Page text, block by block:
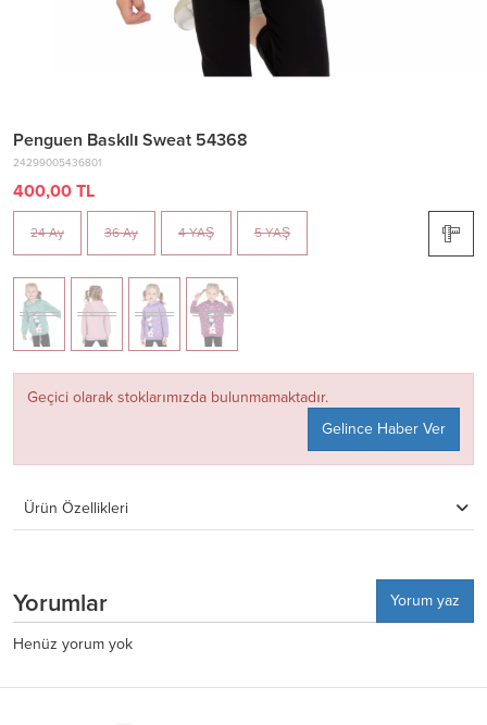
Penguen Baskılı Sweat 54368
24299005436801
400,00 TL
24 Ay 36 Ay 4 YAŞ 5 YAŞ
Geçici olarak stoklarımızda bulunmamaktadır.
Gelince Haber Ver
Ürün Özellikleri
Yorumlar
Yorum yaz
Henüz yorum yok